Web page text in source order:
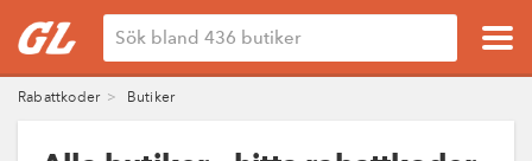
Rabattkoder Butiker